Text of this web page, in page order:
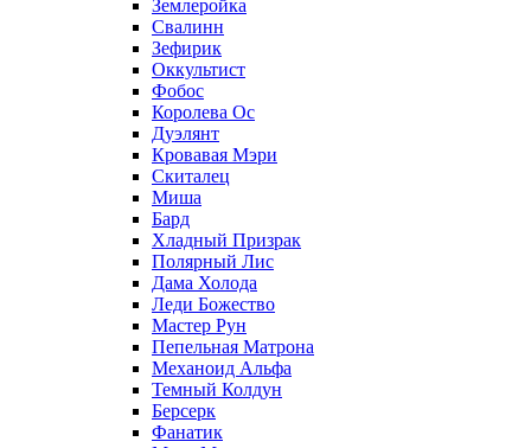
Землеройка
Свалинн
Зефирик
Оккультист
Фобос
Королева Ос
Дуэлянт
Кровавая Мэри
Скиталец
Миша
Бард
Хладный Призрак
Полярный Лис
Дама Холода
Леди Божество
Мастер Рун
Пепельная Матрона
Механоид Альфа
Темный Колдун
Берсерк
Фанатик